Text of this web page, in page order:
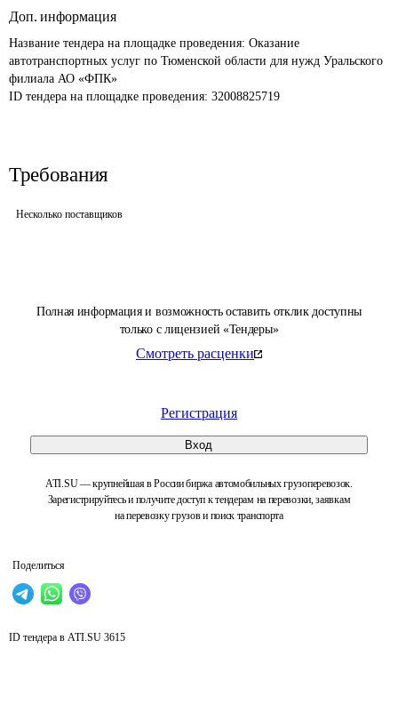
Полная информация и возможность оставить отклик доступны
только с лицензией «Тендеры»
Смотреть расценки
Регистрация
Вход
ATI.SU — крупнейшая в России биржа автомобильных грузоперевозок.
Зарегистрируйтесь и получите доступ к тендерам на перевозки, заявкам
на перевозку грузов и поиск транспорта
Поделиться
Доп. информация
Название тендера на площадке проведения: Оказание
автотранспортных услуг по Тюменской области для нужд Уральского
филиала АО «ФПК»
ID тендера на площадке проведения: 32008825719
Требования
Несколько поставщиков
ID тендера в ATI.SU 3615